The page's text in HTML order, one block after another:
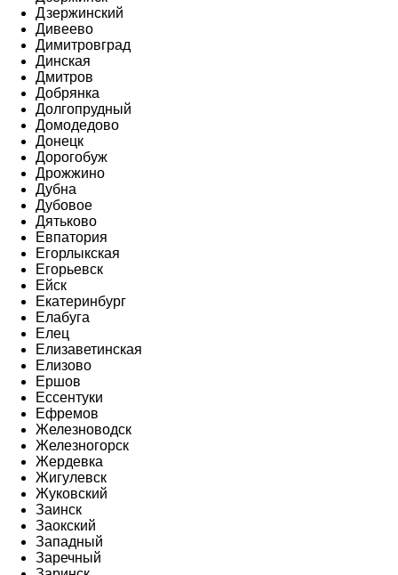
Дзержинский
Дивеево
Димитровград
Динская
Дмитров
Добрянка
Долгопрудный
Домодедово
Донецк
Дорогобуж
Дрожжино
Дубна
Дубовое
Дятьково
Евпатория
Егорлыкская
Егорьевск
Ейск
Екатеринбург
Елабуга
Елец
Елизаветинская
Елизово
Ершов
Ессентуки
Ефремов
Железноводск
Железногорск
Жердевка
Жигулевск
Жуковский
Заинск
Заокский
Западный
Заречный